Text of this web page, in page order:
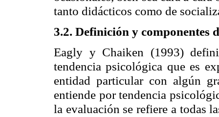
tanto didácticos como de
3.2. Definición y componentes
Eagly y Chaiken (1993)
tendencia psicológica que es
entidad particular con algún
entiende por tendencia
la evaluación se refiere a todas